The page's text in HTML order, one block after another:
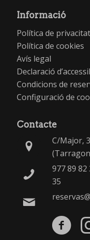
Informació
Política de privacitat
Política de cookies
Avís legal
Declaració
Condicions de
Configuració de
Contacte
C/Major,
977 89 82
35